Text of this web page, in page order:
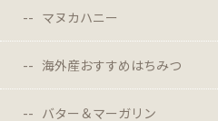
マヌカハニー
海外産おすすめはちみつ
バター＆マーガリン